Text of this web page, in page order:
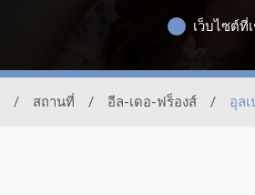
เว็บไซต์ที่
/ สถานที่ / อีล-เดอ-ฟร็องส์ / อุล